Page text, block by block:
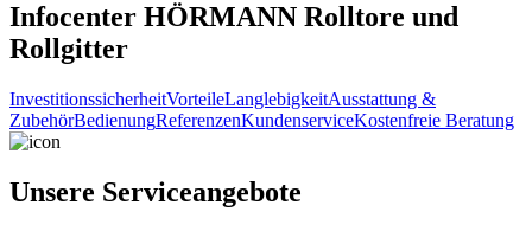
Infocenter HÖRMANN Rolltore und
Rollgitter
InvestitionssicherheitVorteileLanglebigkeitAusstattung &
ZubehörBedienungReferenzenKundenserviceKostenfreie Beratung
Unsere Serviceangebote